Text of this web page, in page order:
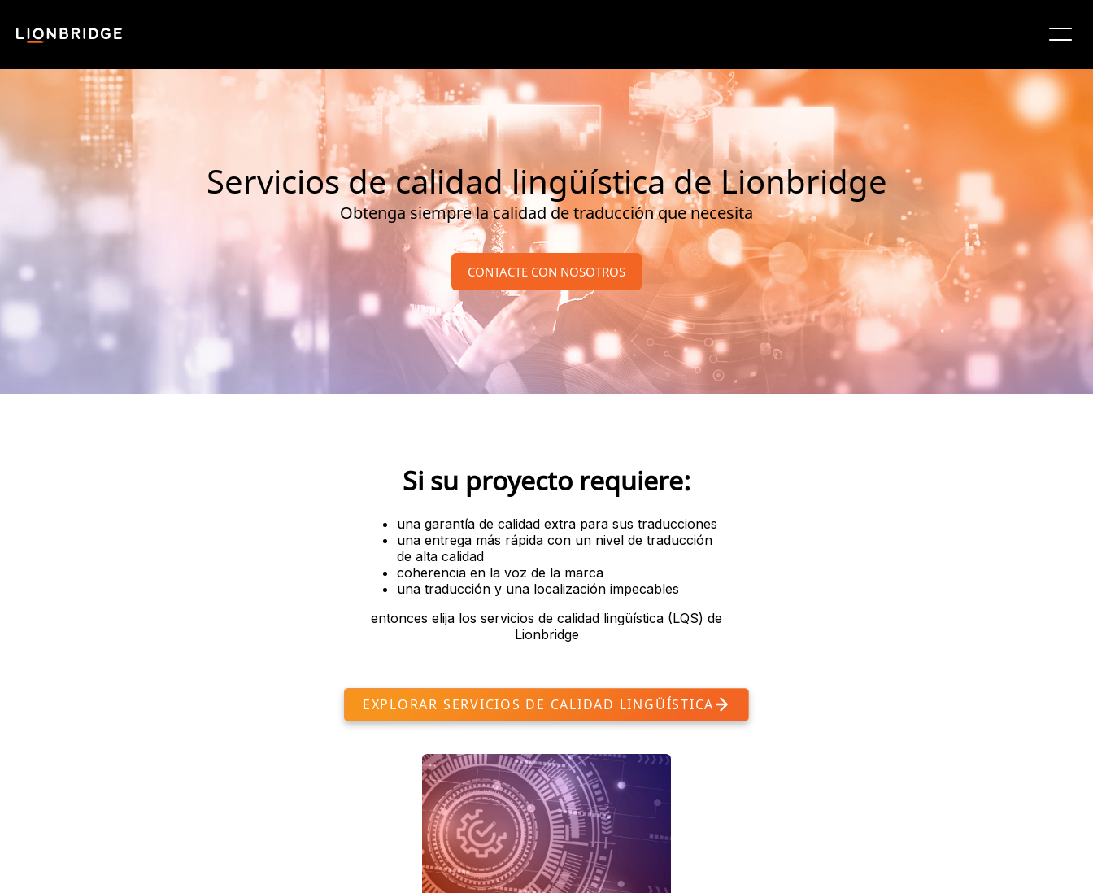
Servicios de calidad lingüística de Lionbridge
Obtenga siempre la calidad de traducción que necesita
CONTACTE CON NOSOTROS
Si su proyecto requiere:
una garantía de calidad extra para sus traducciones
una entrega más rápida con un nivel de traducción
de alta calidad
coherencia en la voz de la marca
una traducción y una localización impecables
entonces elija los servicios de calidad lingüística (LQS) de
Lionbridge
EXPLORAR SERVICIOS DE CALIDAD LINGÜÍSTICA